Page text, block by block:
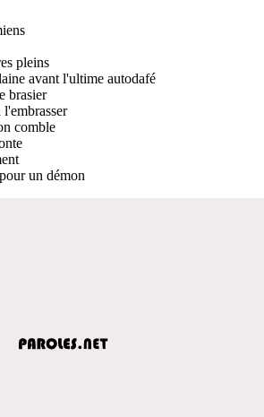
pleins
avant l'ultime autodafé
brasier
l'embrasser
comble
un démon